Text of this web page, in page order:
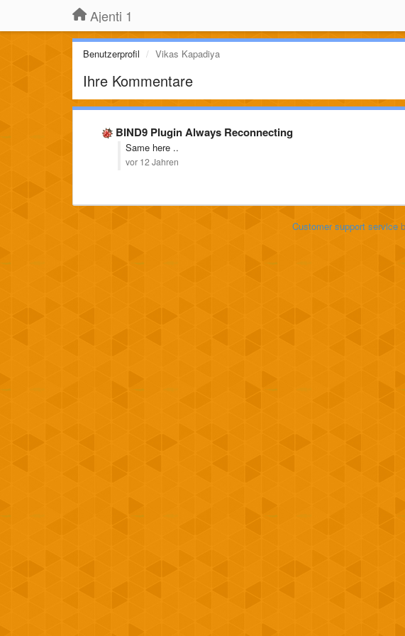
Ajenti 1
Benutzerprofil Vikas Kapadiya
Ihre Kommentare
BIND9 Plugin Always Reconnecting
Same here ..
vor 12 Jahren
Customer support service